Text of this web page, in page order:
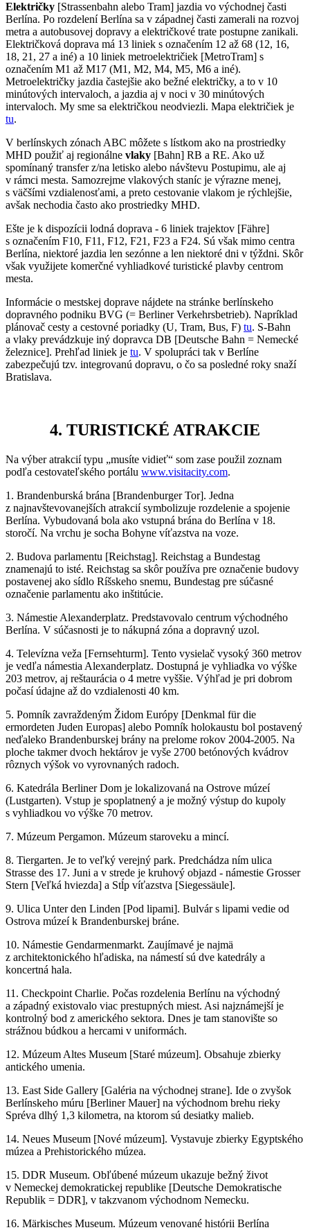
Električky [Strassenbahn alebo Tram] jazdia vo východnej časti
Berlína. Po rozdelení Berlína sa v západnej časti zamerali na rozvoj
metra a autobusovej dopravy a električkové trate postupne zanikali.
Električková doprava má 13 liniek s označením 12 až 68 (12, 16,
18, 21, 27 a iné) a 10 liniek metroelektričiek [MetroTram] s
označením M1 až M17 (M1, M2, M4, M5, M6 a iné).
Metroelektričky jazdia častejšie ako bežné električky, a to v 10
minútových intervaloch, a jazdia aj v noci v 30 minútových
intervaloch. My sme sa električkou neodviezli. Mapa električiek je
tu.
V berlínskych zónach ABC môžete s lístkom ako na prostriedky
MHD použiť aj regionálne vlaky [Bahn] RB a RE. Ako už
spomínaný transfer z/na letisko alebo návštevu Postupimu, ale aj
v rámci mesta. Samozrejme vlakových staníc je výrazne menej,
s väčšími vzdialenosťami, a preto cestovanie vlakom je rýchlejšie,
avšak nechodia často ako prostriedky MHD.
Ešte je k dispozícii lodná doprava - 6 liniek trajektov [Fähre]
s označením F10, F11, F12, F21, F23 a F24. Sú však mimo centra
Berlína, niektoré jazdia len sezónne a len niektoré dni v týždni. Skôr
však využijete komerčné vyhliadkové turistické plavby centrom
mesta.
Informácie o mestskej doprave nájdete na stránke berlínskeho
dopravného podniku BVG (= Berliner Verkehrsbetrieb). Napríklad
plánovač cesty a cestovné poriadky (U, Tram, Bus, F) tu. S-Bahn
a vlaky prevádzkuje iný dopravca DB [Deutsche Bahn = Nemecké
železnice]. Prehľad liniek je tu. V spolupráci tak v Berlíne
zabezpečujú tzv. integrovanú dopravu, o čo sa posledné roky snaží
Bratislava.
4. TURISTICKÉ ATRAKCIE
Na výber atrakcií typu „musíte vidieť“ som zase použil zoznam
podľa cestovateľského portálu www.visitacity.com.
1. Brandenburská brána [Brandenburger Tor]. Jedna
z najnavštevovanejších atrakcií symbolizuje rozdelenie a spojenie
Berlína. Vybudovaná bola ako vstupná brána do Berlína v 18.
storočí. Na vrchu je socha Bohyne víťazstva na voze.
2. Budova parlamentu [Reichstag]. Reichstag a Bundestag
znamenajú to isté. Reichstag sa skôr používa pre označenie budovy
postavenej ako sídlo Ríšskeho snemu, Bundestag pre súčasné
označenie parlamentu ako inštitúcie.
3. Námestie Alexanderplatz. Predstavovalo centrum východného
Berlína. V súčasnosti je to nákupná zóna a dopravný uzol.
4. Televízna veža [Fernsehturm]. Tento vysielač vysoký 360 metrov
je vedľa námestia Alexanderplatz. Dostupná je vyhliadka vo výške
203 metrov, aj reštaurácia o 4 metre vyššie. Výhľad je pri dobrom
počasí údajne až do vzdialenosti 40 km.
5. Pomník zavraždeným Židom Európy [Denkmal für die
ermordeten Juden Europas] alebo Pomník holokaustu bol postavený
neďaleko Brandenburskej brány na prelome rokov 2004-2005. Na
ploche takmer dvoch hektárov je vyše 2700 betónových kvádrov
rôznych výšok vo vyrovnaných radoch.
6. Katedrála Berliner Dom je lokalizovaná na Ostrove múzeí
(Lustgarten). Vstup je spoplatnený a je možný výstup do kupoly
s vyhliadkou vo výške 70 metrov.
7. Múzeum Pergamon. Múzeum staroveku a mincí.
8. Tiergarten. Je to veľký verejný park. Predchádza ním ulica
Strasse des 17. Juni a v strede je kruhový objazd - námestie Grosser
Stern [Veľká hviezda] a Stĺp víťazstva [Siegessäule].
9. Ulica Unter den Linden [Pod lipami]. Bulvár s lipami vedie od
Ostrova múzeí k Brandenburskej bráne.
10. Námestie Gendarmenmarkt. Zaujímavé je najmä
z architektonického hľadiska, na námestí sú dve katedrály a
koncertná hala.
11. Checkpoint Charlie. Počas rozdelenia Berlínu na východný
a západný existovalo viac prestupných miest. Asi najznámejší je
kontrolný bod z amerického sektora. Dnes je tam stanovište so
strážnou búdkou a hercami v uniformách.
12. Múzeum Altes Museum [Staré múzeum]. Obsahuje zbierky
antického umenia.
13. East Side Gallery [Galéria na východnej strane]. Ide o zvyšok
Berlínskeho múru [Berliner Mauer] na východnom brehu rieky
Spréva dlhý 1,3 kilometra, na ktorom sú desiatky malieb.
14. Neues Museum [Nové múzeum]. Vystavuje zbierky Egyptského
múzea a Prehistorického múzea.
15. DDR Museum. Obľúbené múzeum ukazuje bežný život
v Nemeckej demokratickej republike [Deutsche Demokratische
Republik = DDR], v takzvanom východnom Nemecku.
16. Märkisches Museum. Múzeum venované histórii Berlína